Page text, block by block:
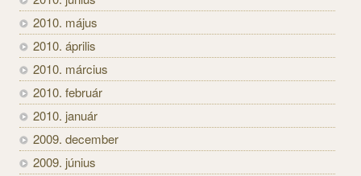
2010. május
2010. április
2010. március
2010. február
2010. január
2009. december
2009. június